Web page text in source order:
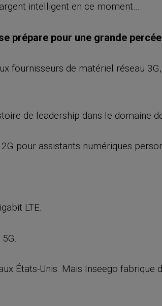
intelligent en ce moment…
prépare pour une grande percée
fournisseurs de matériel réseau
de leadership dans le domaine
pour assistants numériques
LTE.
États-Unis. Mais Inseego